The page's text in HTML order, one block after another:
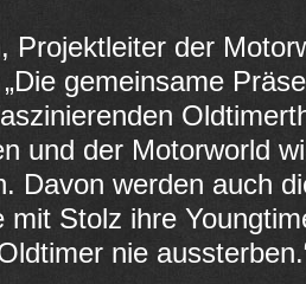
Projektleiter der
gemeinsame
und der Motorworld
Davon werden auch
mit Stolz ihre
nie